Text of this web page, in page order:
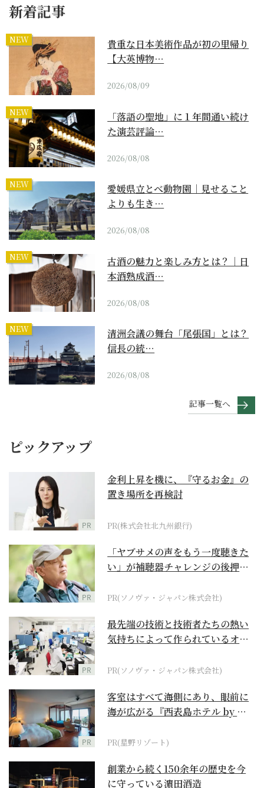
新着記事
NEW
貴重な日本美術作品が初の里帰り
【大英博物…
2026/08/09
NEW
「落語の聖地」に１年間通い続け
た演芸評論…
2026/08/08
NEW
愛媛県立とべ動物園｜見せること
よりも生き…
2026/08/08
NEW
古酒の魅力と楽しみ方とは？｜日
本酒熟成酒…
2026/08/08
NEW
清洲会議の舞台「尾張国」とは？
信長の統…
2026/08/08
記事一覧へ
ピックアップ
PR
金利上昇を機に、『守るお金』の
置き場所を再検討
PR(株式会社北九州銀行)
PR
「ヤブサメの声をもう一度聴きた
い」が補聴器チャレンジの後押し
PR(ソノヴァ・ジャパン株式会社)
PR
最先端の技術と技術者たちの熱い
気持ちによって作られているオー
PR(ソノヴァ・ジャパン株式会社)
PR
客室はすべて海側にあり、眼前に
海が広がる『西表島ホテル by 星
PR(星野リゾート)
創業から続く150余年の歴史を今
に守っている濵田酒造